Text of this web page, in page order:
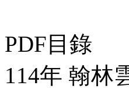
PDF目錄
114年 翰林